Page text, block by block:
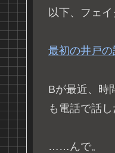
以下、フェ
最初の井戸の
Bが最近、時
も電話で話し
……んで。